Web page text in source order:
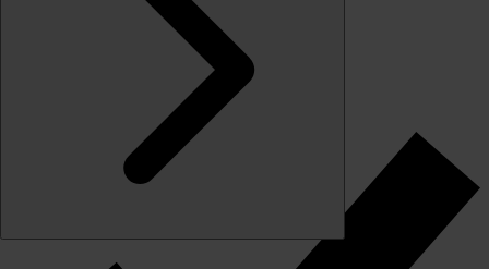
Originele merkglazen op sterkte